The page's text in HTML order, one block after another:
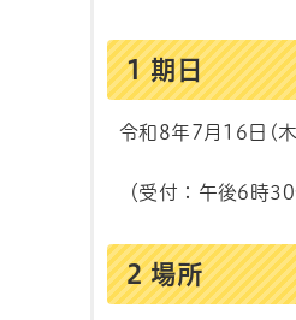
1 期日
令和8年7月16日(
（受付：午後6時30
2 場所